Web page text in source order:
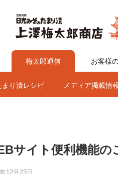
梅太郎通信 お客様
まり漬レシピ メディア掲載情
サイト便利機能の
12月23日